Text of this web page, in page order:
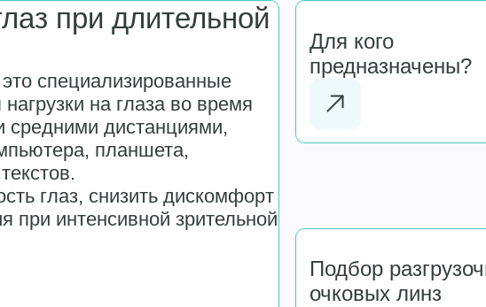
при длительной
специализированные
на глаза во время
средними дистанциями,
планшета,
глаз, снизить дискомфорт
при интенсивной зрительной
Для кого
предназначены?
Подбор
очковых линз